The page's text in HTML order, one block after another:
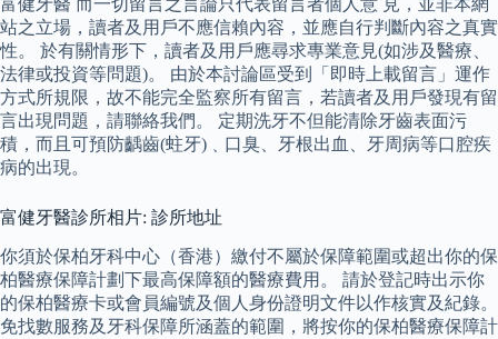
站之立場，讀者及用戶不應信賴內容，並應自行判斷內容之真實
性。 於有關情形下，讀者及用戶應尋求專業意見(如涉及醫療、
法律或投資等問題)。 由於本討論區受到「即時上載留言」運作
方式所規限，故不能完全監察所有留言，若讀者及用戶發現有留
言出現問題，請聯絡我們。 定期洗牙不但能清除牙齒表面污
積，而且可預防齲齒(蛀牙)﹑口臭、牙根出血、牙周病等口腔疾
病的出現。
富健牙醫診所相片: 診所地址
你須於保柏牙科中心（香港）繳付不屬於保障範圍或超出你的保
柏醫療保障計劃下最高保障額的醫療費用。 請於登記時出示你
的保柏醫療卡或會員編號及個人身份證明文件以作核實及紀錄。
免找數服務及牙科保障所涵蓋的範圍，將按你的保柏醫療保障計